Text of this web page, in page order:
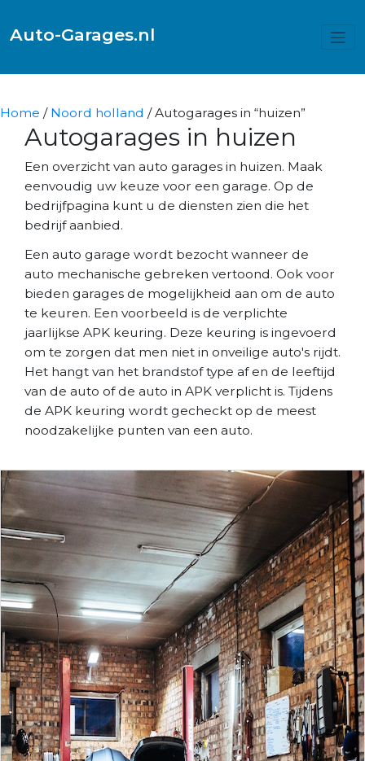
Auto-Garages.nl
Home / Noord holland / Autogarages in “huizen”
Autogarages in huizen
Een overzicht van auto garages in huizen. Maak
eenvoudig uw keuze voor een garage. Op de
bedrijfpagina kunt u de diensten zien die het
bedrijf aanbied.
Een auto garage wordt bezocht wanneer de
auto mechanische gebreken vertoond. Ook voor
bieden garages de mogelijkheid aan om de auto
te keuren. Een voorbeeld is de verplichte
jaarlijkse APK keuring. Deze keuring is ingevoerd
om te zorgen dat men niet in onveilige auto's rijdt.
Het hangt van het brandstof type af en de leeftijd
van de auto of de auto in APK verplicht is. Tijdens
de APK keuring wordt gecheckt op de meest
noodzakelijke punten van een auto.